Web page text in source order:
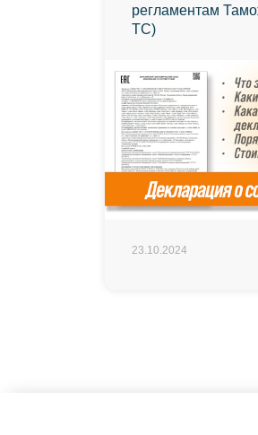
регламентам
ТС)
23.10.2024